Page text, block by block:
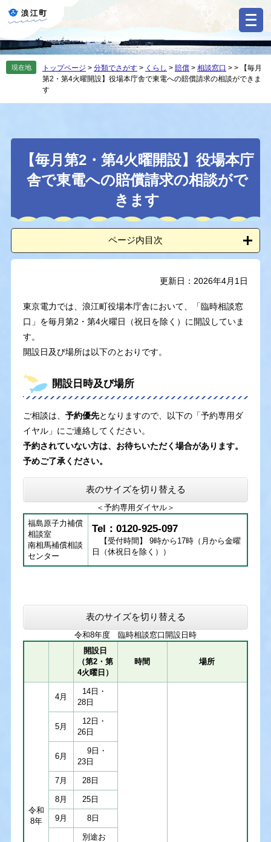
の
先
ー
を
現在地 トップページ > 分類でさがす > くらし > 賠償 > 相談窓口 > >
【毎月
第2・第4火曜開設】役場本庁舎で東電への賠償請求の相談ができま
す
本
【毎月第2・第4火曜開設】役場本庁
舎で東電への賠償請求の相談がで
きます
ページ内目次
更新日：2026年4月1日
東京電力では、浪江町役場本庁舎において、「臨時相談窓
口」を毎月第2・第4火曜日（祝日を除く）に開設していま
す。
開設日及び場所は以下のとおりです。
開設日時及び場所
ご相談は、 予約優先となりますので、以下の「予約専用ダ
イヤル」にご連絡してください。
予約されていない方は、お待ちいただく場合があります。
予めご了承ください。
表のサイズを切り替える
＜予約専用ダイヤル＞
福島原子力補償
相談室
南相馬補償相談
センター
Tel：0120-925-097
【受付時間】 9時から17時（月から金曜
日（休祝日を除く））​
表のサイズを切り替える
令和8年度 臨時相談窓口開設日時
開設日
（第2・第
4火曜日）
時間 場所
令和
8年
4月
14日・
28日
5月
12日・
26日
6月
9日・
23日
7月 28日
8月 25日
9月 8日
別途お